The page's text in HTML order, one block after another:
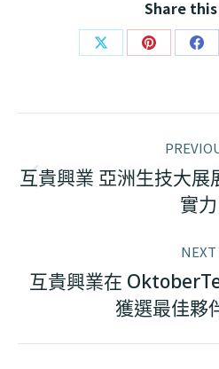
Share
Share
X
Share
Pinterest
navigation
互貴興業 亞洲生技大展
實力
NEXT
互貴興業在
獲選最佳夥